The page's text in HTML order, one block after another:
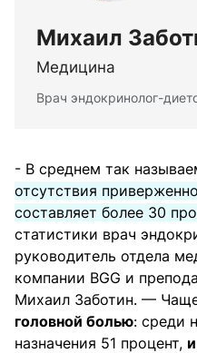
Михаил
Медицина
Врач эндокринолог-
- В среднем так
отсутствия
составляет более 30
статистики врач
руководитель отдела
компании BGG и
Михаил Заботин. —
головной болью: среди
назначения 51 процент,